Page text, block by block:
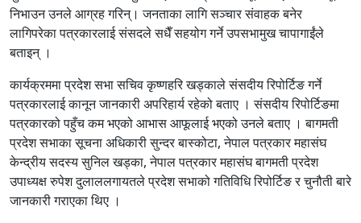
निभाउन उनले आग्रह गरिन्। जनताका लागि सञ्चार संवाहक बनेर
लागिपरेका पत्रकारलाई संसदले सधैँ सहयोग गर्ने उपसभामुख चापागाईंले
बताइन् ।
कार्यक्रममा प्रदेश सभा सचिव कृष्णहरि खड्काले संसदीय रिपोर्टिङ गर्ने
पत्रकारलाई कानून जानकारी अपरिहार्य रहेको बताए । संसदीय रिपोर्टिङमा
पत्रकारको पहुँच कम भएको आभास आफूलाई भएको उनले बताए । बागमती
प्रदेश सभाका सूचना अधिकारी सुन्दर बास्कोटा, नेपाल पत्रकार महासंघ
केन्द्रीय सदस्य सुनिल खड्का, नेपाल पत्रकार महासंघ बागमती प्रदेश
उपाध्यक्ष रुपेश दुलाललगायतले प्रदेश सभाको गतिविधि रिपोर्टिङ र चुनौती बारे
जानकारी गराएका थिए ।